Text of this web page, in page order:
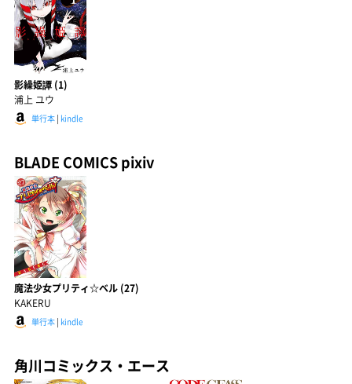
影繰姫譚 (1)
浦上 ユウ
単行本 | kindle
BLADE COMICS pixiv
魔法少女プリティ☆ベル (27)
KAKERU
単行本 | kindle
角川コミックス・エース